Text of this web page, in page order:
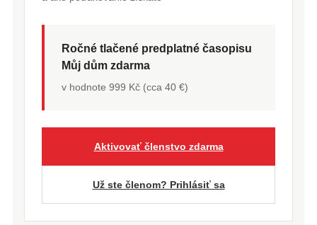
Ročné tlačené predplatné časopisu
Můj dům zdarma
v hodnote 999 Kč (cca 40 €)
Aktivovať členstvo zdarma
Už ste členom? Prihlásiť sa